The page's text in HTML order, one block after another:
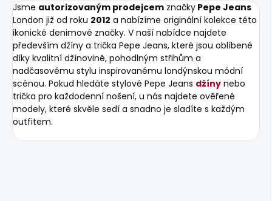
Jsme autorizovaným prodejcem značky Pepe Jeans
London již od roku 2012 a nabízíme originální kolekce této
ikonické denimové značky. V naší nabídce najdete
především džíny a trička Pepe Jeans, které jsou oblíbené
díky kvalitní džínovině, pohodlným střihům a
nadčasovému stylu inspirovanému londýnskou módní
scénou. Pokud hledáte stylové Pepe Jeans džíny nebo
trička pro každodenní nošení, u nás najdete ověřené
modely, které skvěle sedí a snadno je sladíte s každým
outfitem.